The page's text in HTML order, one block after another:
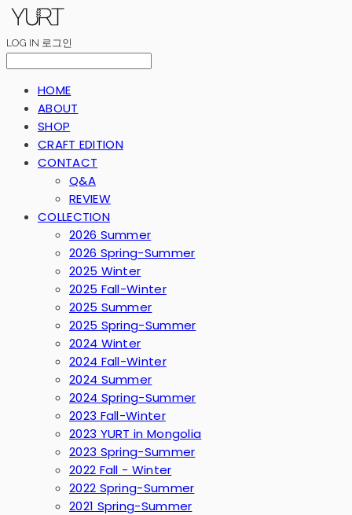
LOG IN 로그인
HOME
ABOUT
SHOP
CRAFT EDITION
CONTACT
Q&A
REVIEW
COLLECTION
2026 Summer
2026 Spring-Summer
2025 Winter
2025 Fall-Winter
2025 Summer
2025 Spring-Summer
2024 Winter
2024 Fall-Winter
2024 Summer
2024 Spring-Summer
2023 Fall-Winter
2023 YURT in Mongolia
2023 Spring-Summer
2022 Fall - Winter
2022 Spring-Summer
2021 Spring-Summer